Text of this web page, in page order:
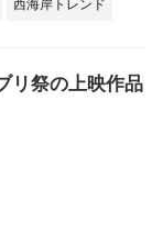
西海岸トレンド
リ祭の上映作品